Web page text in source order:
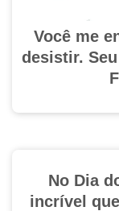
Você me
desistir.
No Dia
incrível